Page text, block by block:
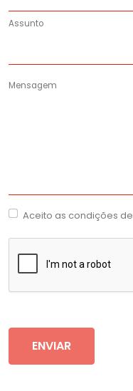
Assunto
Mensagem
Aceito as condições